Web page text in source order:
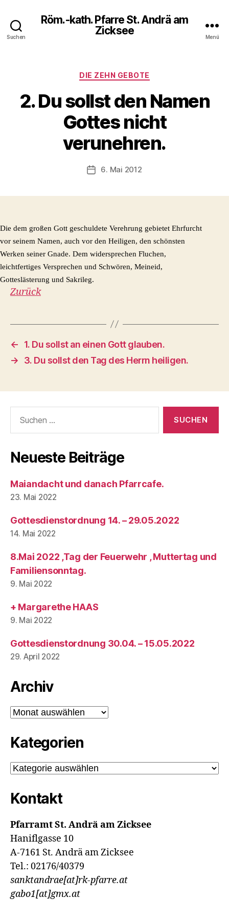
Suchen
Röm.-kath. Pfarre St. Andrä am
Zicksee
Menü
Kategorien
DIE ZEHN GEBOTE
2. Du sollst den Namen
Gottes nicht
verunehren.
Veröffentlichungsdatum
6. Mai 2012
Die dem großen Gott geschuldete Verehrung gebietet Ehrfurcht
vor seinem Namen, auch vor den Heiligen, den schönsten
Werken seiner Gnade. Dem widersprechen Fluchen,
leichtfertiges Versprechen und Schwören, Meineid,
Gotteslästerung und Sakrileg.
Zurück
←
1. Du sollst an einen Gott glauben.
→
3. Du sollst den Tag des Herrn heiligen.
nach:
Neueste Beiträge
Maiandacht und danach Pfarrcafe.
23. Mai 2022
Gottesdienstordnung 14. – 29.05.2022
14. Mai 2022
8.Mai 2022 ,Tag der Feuerwehr , Muttertag und
Familiensonntag.
9. Mai 2022
+ Margarethe HAAS
9. Mai 2022
Gottesdienstordnung 30.04. – 15.05.2022
29. April 2022
Archiv
Archiv
Kategorien
Kategorien
Kontakt
Pfarramt St. Andrä am Zicksee
Haniflgasse 10
A-7161 St. Andrä am Zicksee
Tel.: 02176/40379
sanktandrae[at]rk-pfarre.at
gabo1[at]gmx.at